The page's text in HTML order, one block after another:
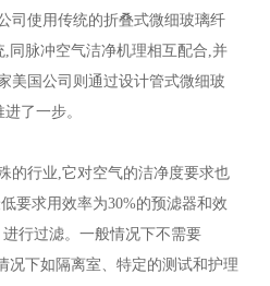
司使用传统的折叠式微细玻璃纤
同脉冲空气洁净机理相互配合,并
美国公司则通过设计管式微细玻
了一步。
的行业,它对空气的洁净度要求也
要求用效率为30%的预滤器和效
行过滤。一般情况下不需要
况下如隔离室、特定的测试和护理